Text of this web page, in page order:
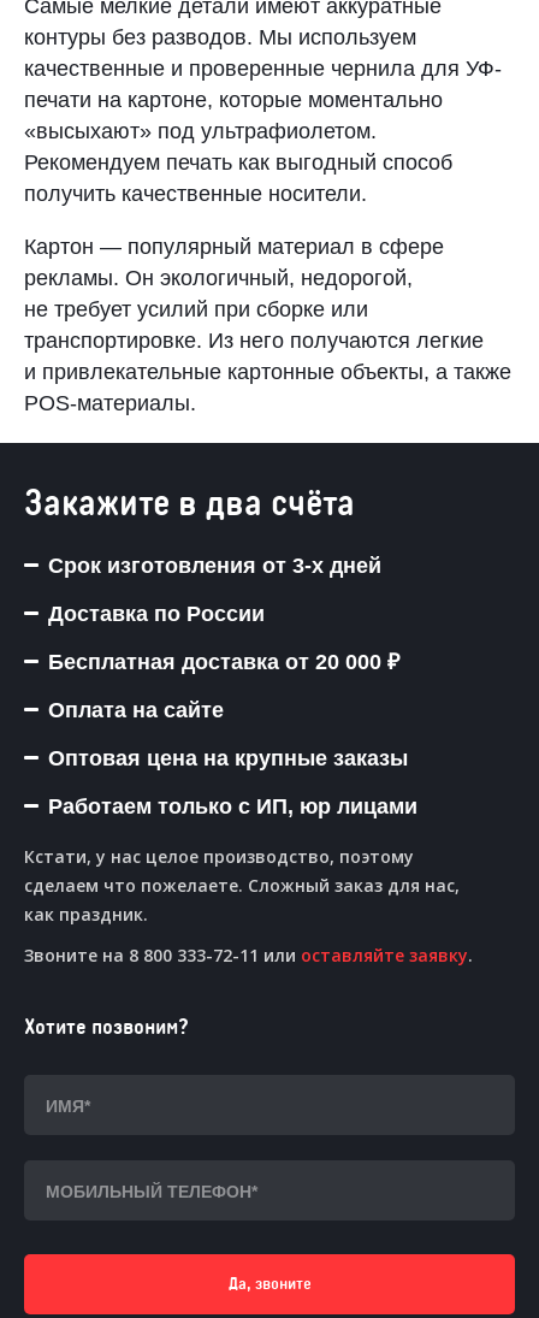
sale@plastikam.ru
Самые мелкие детали имеют аккуратные
контуры без разводов. Мы используем
качественные и проверенные чернила для УФ-
печати на картоне, которые моментально
«высыхают» под ультрафиолетом.
Рекомендуем печать как выгодный способ
получить качественные носители.
Картон — популярный материал в сфере
рекламы. Он экологичный, недорогой,
не требует усилий при сборке или
транспортировке. Из него получаются легкие
и привлекательные картонные объекты, а также
POS-материалы.
Закажите в два счёта
Срок изготовления от 3-х дней
Доставка по России
Бесплатная доставка от 20 000 ₽
Оплата на сайте
Оптовая цена на крупные заказы
Работаем только с ИП, юр лицами
Кстати, у нас целое производство, поэтому
сделаем что пожелаете. Сложный заказ для нас,
как праздник.
Звоните на 8 800 333-72-11 или оставляйте заявку.
Хотите позвоним?
Да, звоните